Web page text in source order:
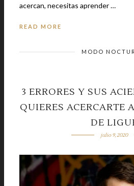
acercan, necesitas aprender …
READ MORE
MODO
3 ERRORES Y SUS
QUIERES ACERCARTE
DE
julio 9, 2020